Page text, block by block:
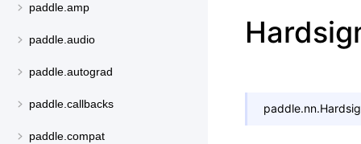
paddle.amp
paddle.audio
paddle.autograd
paddle.callbacks
paddle.compat
paddle.nn.